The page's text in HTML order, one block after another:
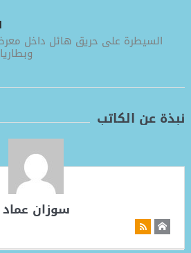
السيطرة على حريق هائل داخل
نبذة عن الكاتب
سوزان عماد